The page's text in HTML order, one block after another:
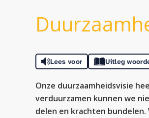
Lees voor Uitleg
Onze duurzaamheidsvisie
verduurzamen kunnen we
delen en krachten